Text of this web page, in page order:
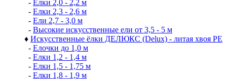
- Елки 2,0 - 2,2 м
- Елки 2,3 - 2,6 м
- Ели 2,7 - 3,0 м
- Высокие искусственные ели от 3,5 - 5 м
♦ Искусственные ёлки ДЕЛЮКС (Delux) - литая хвоя РЕ
- Елочки до 1,0 м
- Елки 1,2 - 1,4 м
- Елки 1,5 - 1,75 м
- Елки 1,8 - 1,9 м